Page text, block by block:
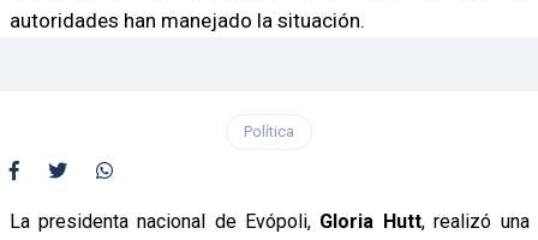
autoridades han manejado la situación.
Política
La presidenta nacional de Evópoli, Gloria Hutt, realizó una